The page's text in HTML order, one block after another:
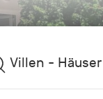
Villen -